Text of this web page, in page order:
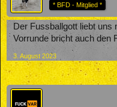
* BFD - Mitglied *
Der Fussballgott liebt uns
Vorrunde bricht auch den
3. August 2023